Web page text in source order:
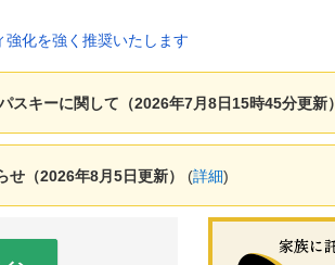
キーに関して（2026年7月8日15時45分更新）
（2026年8月5日更新） (詳細)